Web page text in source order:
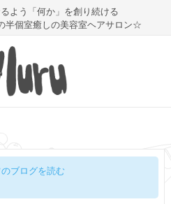
よう「何か」を創り続ける
半個室癒しの美容室ヘアサロン☆
ブログを読む